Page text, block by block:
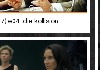
e04-die kollision